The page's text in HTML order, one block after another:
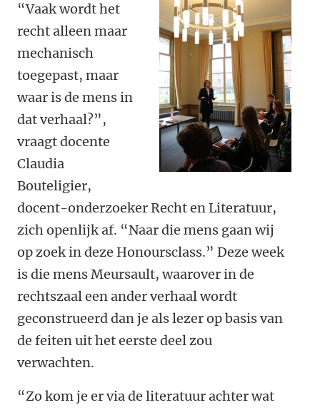
“Vaak wordt het
recht alleen maar
mechanisch
toegepast, maar
waar is de mens in
dat verhaal?”,
vraagt docente
Claudia
Bouteligier,
docent-onderzoeker Recht en Literatuur,
zich openlijk af. “Naar die mens gaan wij
op zoek in deze Honoursclass.” Deze week
is die mens Meursault, waarover in de
rechtszaal een ander verhaal wordt
geconstrueerd dan je als lezer op basis van
de feiten uit het eerste deel zou
verwachten.
“Zo kom je er via de literatuur achter wat